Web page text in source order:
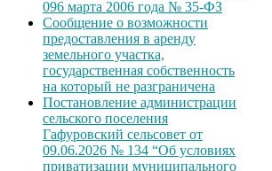
096 марта 2006 года № 35-ФЗ
Сообщение о возможности
предоставления в аренду
земельного участка,
государственная собственность
на который не разграничена
Постановление администрации
сельского поселения
Гафуровский сельсовет от
09.06.2026 № 134 “Об условиях
приватизации муниципального